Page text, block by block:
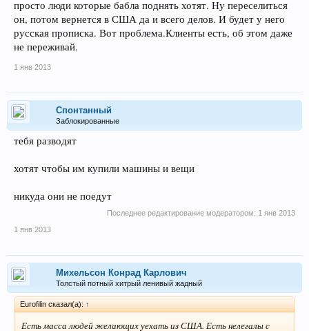
просто люди которые бабла поднять хотят. Ну переселиться
он, потом вернется в США да и всего делов. И будет у него
русская прописка. Вот проблема.Клиенты есть, об этом даже
не переживай.
1 янв 2013
Спонтанный
Заблокированные
тебя разводят
хотят чтобы им купили машины и вещи
никуда они не поедут
Последнее редактирование модератором: 1 янв 2013
1 янв 2013
Михельсон Конрад Карлович
Толстый потный хитрый ленивый жадный
Eurofilin сказал(а): ↑
Есть масса людей желающих уехать из США. Есть нелегалы с